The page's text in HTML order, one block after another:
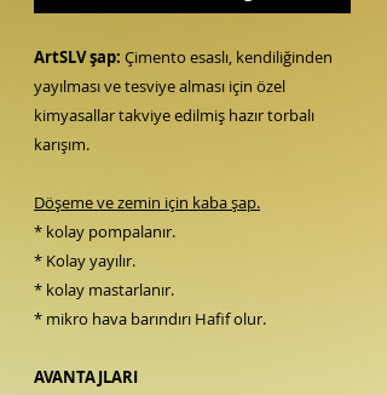
ArtSLV şap: Çimento esaslı, kendiliğinden
yayılması ve tesviye alması için özel
kimyasallar takviye edilmiş hazır torbalı
karışım.
Döşeme ve zemin için kaba şap.
* kolay pompalanır.
* Kolay yayılır.
* kolay mastarlanır.
* mikro hava barındırı Hafif olur.
AVANTAJLARI